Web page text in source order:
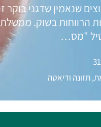
שנאמין שדגני
הרווחות בשוק.
"מס…
תזונה ודיאטה